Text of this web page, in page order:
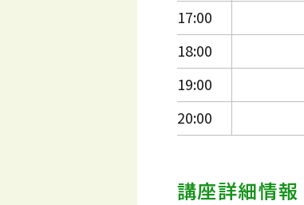
17:00
18:00
19:00
20:00
講座詳細情報